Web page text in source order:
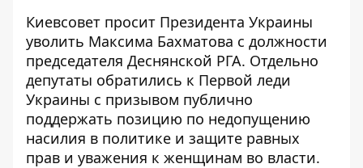
Киевсовет просит Президента Украины
уволить Максима Бахматова с должности
председателя Деснянской РГА. Отдельно
депутаты обратились к Первой леди
Украины с призывом публично
поддержать позицию по недопущению
насилия в политике и защите равных
прав и уважения к женщинам во власти.